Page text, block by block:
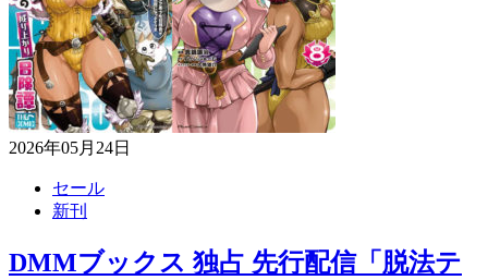
2026年05月24日
セール
新刊
DMMブックス 独占 先行配信「脱法テ